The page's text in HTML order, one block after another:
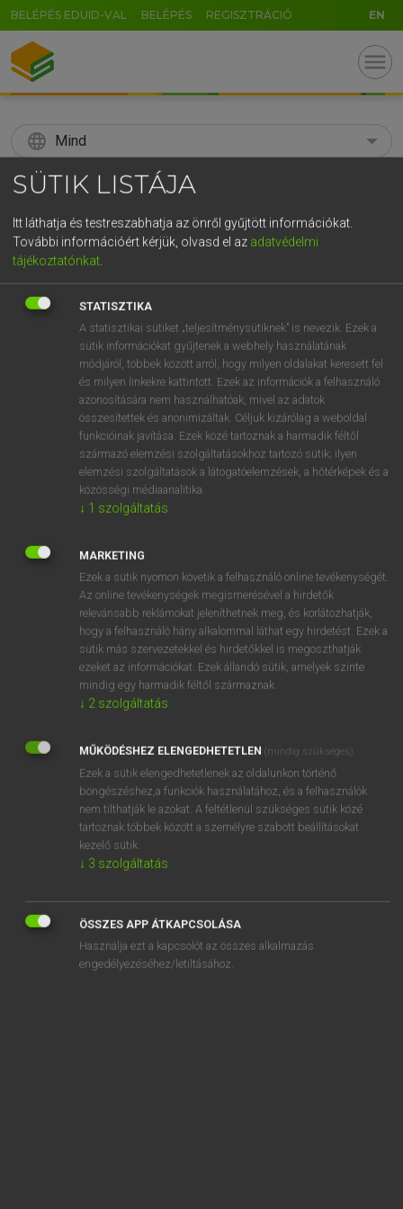
BELÉPÉS EDUID-VAL BELÉPÉS REGISZTRÁCIÓ EN
menu
language Mind
search
KERESÉS
Díjmentes angol szótár
ige covetsg
vki; vmi utánlong/sigh/yearn for sy/sg
keresése szótárainkban
DÍJMENTES ANGOL SZÓTÁR
soványodik
soványság
soviet
sovietology
MICROSOFT OFFICE BŐVÍTMÉNY
BEÉPÜLŐ SZÓTÁRMODUL
ONLINE NYELVVIZSGA
SÜTIK LISTÁJA
Itt láthatja és testreszabhatja az önről gyűjtött információkat.
További információért kérjük, olvasd el az adatvédelmi
tájékoztatónkat
STATISZTIKA
A statisztikai sütiket „teljesítménysütiknek” is nevezik. Ezek a
sütik információkat gyűjtenek a webhely használatának
módjáról, többek között arról, hogy milyen oldalakat keresett fel
és milyen linkekre kattintott. Ezek az információk a felhasználó
azonosítására nem használhatóak, mivel az adatok
összesítettek és anonimizáltak. Céljuk kizárólag a weboldal
funkcióinak javítása. Ezek közé tartoznak a harmadik féltől
származó elemzési szolgáltatásokhoz tartozó sütik; ilyen
elemzési szolgáltatások a látogatóelemzések, a hőtérképek és a
közösségi médiaanalitika.
↓ 1 szolgáltatás
MARKETING
Ezek a sütik nyomon követik a felhasználó online tevékenységét.
Az online tevékenységek megismerésével a hirdetők
relevánsabb reklámokat jeleníthetnek meg, és korlátozhatják,
hogy a felhasználó hány alkalommal láthat egy hirdetést. Ezek a
sütik más szervezetekkel és hirdetőkkel is megoszthatják
ezeket az információkat. Ezek állandó sütik, amelyek szinte
mindig egy harmadik féltől származnak.
↓ 2 szolgáltatás
MŰKÖDÉSHEZ ELENGEDHETETLEN (mindig szükséges)
Ezek a sütik elengedhetetlenek az oldalunkon történő
böngészéshez,a funkciók használatához, és a felhasználók
nem tilthatják le azokat. A feltétlenül szükséges sütik közé
tartoznak többek között a személyre szabott beállításokat
kezelő sütik.
↓ 3 szolgáltatás
ÖSSZES APP ÁTKAPCSOLÁSA
Használja ezt a kapcsolót az összes alkalmazás
engedélyezéséhez/letiltásához.
GR
5 6 7 8 9 ö ü ó
r t z u i o p ő ú
k l ű
n m , . - AltGr